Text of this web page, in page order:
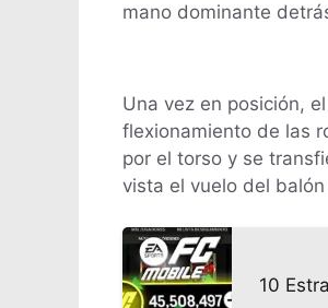
mano dominante
Una vez en posición,
flexionamiento de las
por el torso y se
vista el vuelo del
10